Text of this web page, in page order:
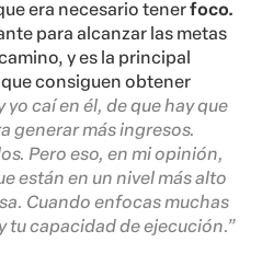
era necesario tenerfoco.
para alcanzar las metas
y es la principal
consiguen obtener
yo caí en él, de que hay que
generar más ingresos.
Pero eso, en mi opinión,
están en un nivel más alto
Cuando enfocas muchas
tu capacidad de ejecución.”